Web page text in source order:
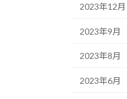
2023年12月
2023年9月
2023年8月
2023年6月